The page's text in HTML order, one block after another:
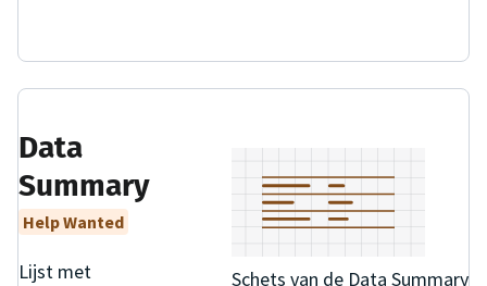
Schets van de Data Summary
Data
Summary
Help Wanted
Lijst met